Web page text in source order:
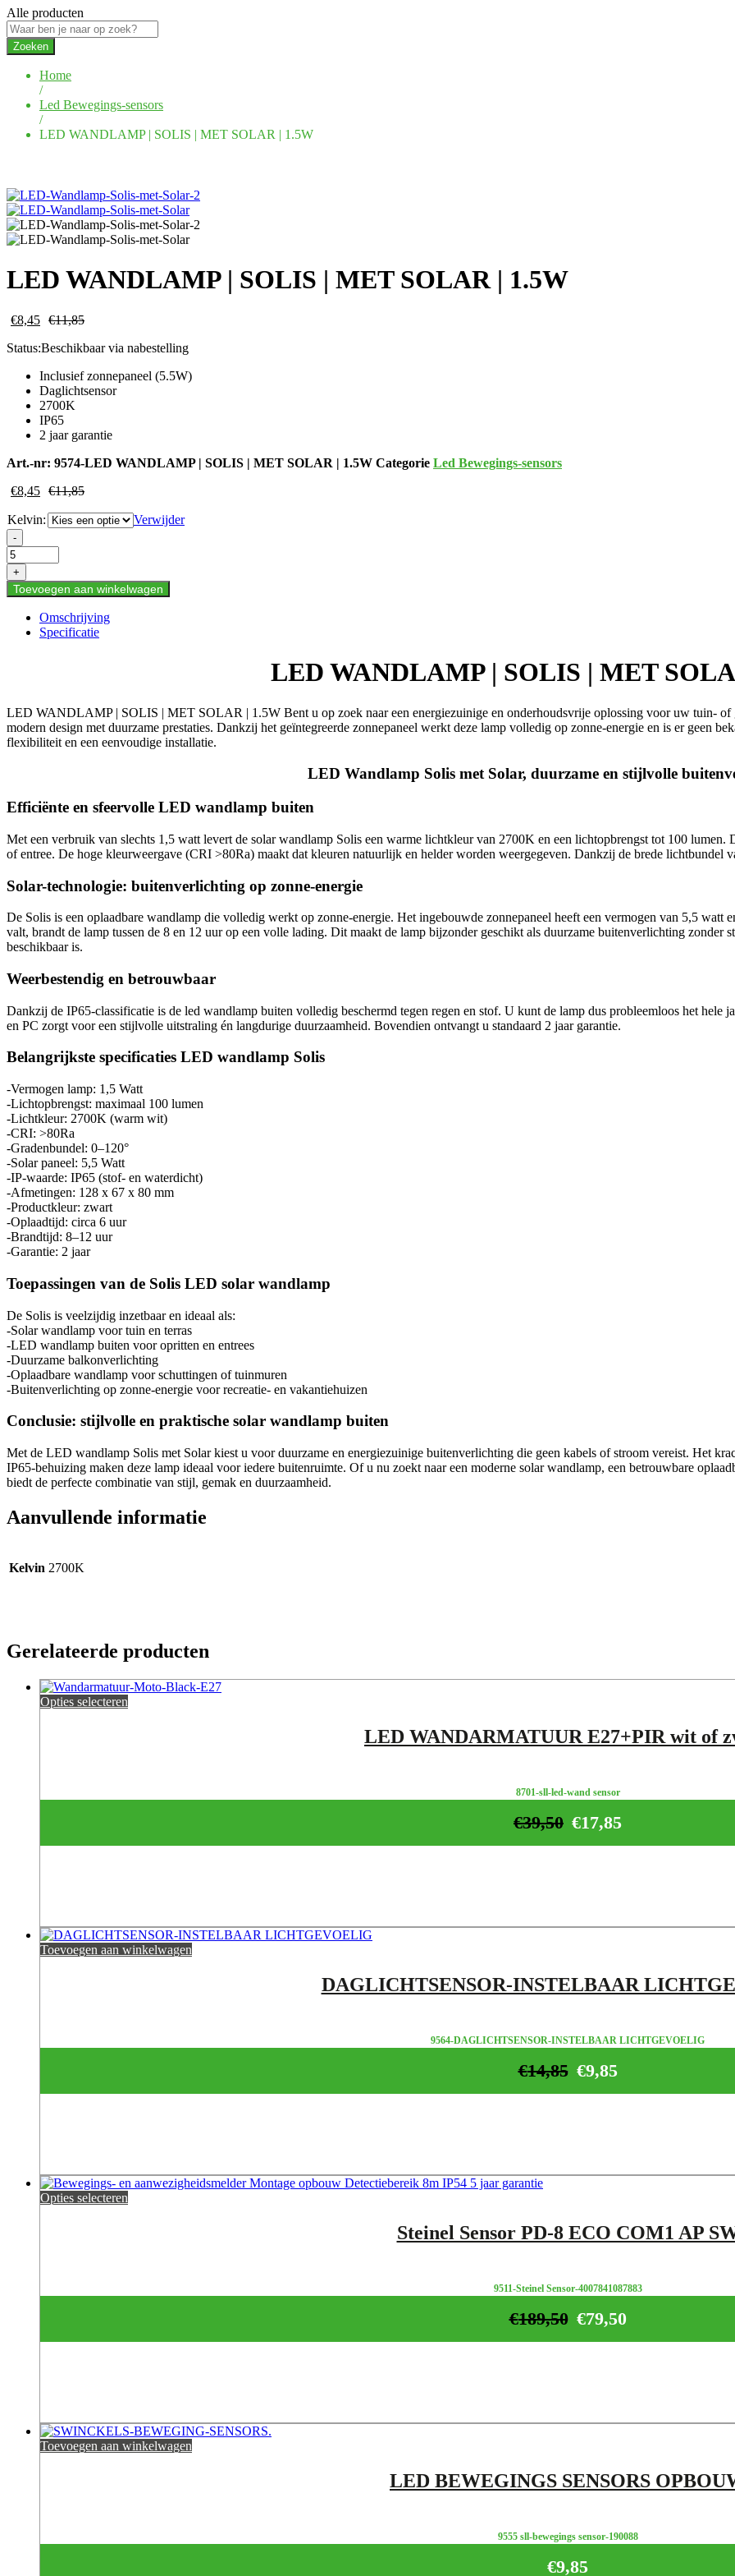
Alle producten
Zoeken
Home
/
Led Bewegings-sensors
/
LED WANDLAMP | SOLIS | MET SOLAR | 1.5W
LED WANDLAMP | SOLIS | MET SOLAR | 1.5W
€8,45 €11,85
Status:Beschikbaar via nabestelling
Inclusief zonnepaneel (5.5W)
Daglichtsensor
2700K
IP65
2 jaar garantie
Art.-nr: 9574-LED WANDLAMP | SOLIS | MET SOLAR | 1.5W Categorie Led Bewegings-sensors
€8,45 €11,85
Kelvin:
Verwijder
LED
WANDLAMP
|
SOLIS
|
SOLAR
-
+
Toevoegen aan winkelwagen
Omschrijving
Specificatie
LED WANDLAMP | SOLIS | MET
LED WANDLAMP | SOLIS | MET SOLAR | 1.5W Bent u op zoek naar een energiezuinige en onderhoudsvrije oplossing voor uw tuin-
modern design met duurzame prestaties. Dankzij het geïntegreerde zonnepaneel werkt deze lamp volledig op zonne-energie en is er geen
flexibiliteit en een eenvoudige installatie.
LED Wandlamp Solis met Solar, duurzame en stijlvolle
Efficiënte en sfeervolle LED wandlamp buiten
Met een verbruik van slechts 1,5 watt levert de solar wandlamp Solis een warme lichtkleur van 2700K en een lichtopbrengst tot 100
of entree. De hoge kleurweergave (CRI >80Ra) maakt dat kleuren natuurlijk en helder worden weergegeven. Dankzij de brede lichtbundel
Solar-technologie: buitenverlichting op zonne-energie
De Solis is een oplaadbare wandlamp die volledig werkt op zonne-energie. Het ingebouwde zonnepaneel heeft een vermogen van 5,5
valt, brandt de lamp tussen de 8 en 12 uur op een volle lading. Dit maakt de lamp bijzonder geschikt als duurzame buitenverlichting zonder
beschikbaar is.
Weerbestendig en betrouwbaar
Dankzij de IP65-classificatie is de led wandlamp buiten volledig beschermd tegen regen en stof. U kunt de lamp dus probleemloos het hele
en PC zorgt voor een stijlvolle uitstraling én langdurige duurzaamheid. Bovendien ontvangt u standaard 2 jaar garantie.
Belangrijkste specificaties LED wandlamp Solis
-Vermogen lamp: 1,5 Watt
-Lichtopbrengst: maximaal 100 lumen
-Lichtkleur: 2700K (warm wit)
-CRI: >80Ra
-Gradenbundel: 0–120°
-Solar paneel: 5,5 Watt
-IP-waarde: IP65 (stof- en waterdicht)
-Afmetingen: 128 x 67 x 80 mm
-Productkleur: zwart
-Oplaadtijd: circa 6 uur
-Brandtijd: 8–12 uur
-Garantie: 2 jaar
Toepassingen van de Solis LED solar wandlamp
De Solis is veelzijdig inzetbaar en ideaal als:
-Solar wandlamp voor tuin en terras
-LED wandlamp buiten voor opritten en entrees
-Duurzame balkonverlichting
-Oplaadbare wandlamp voor schuttingen of tuinmuren
-Buitenverlichting op zonne-energie voor recreatie- en vakantiehuizen
Conclusie: stijlvolle en praktische solar wandlamp buiten
Met de LED wandlamp Solis met Solar kiest u voor duurzame en energiezuinige buitenverlichting die geen kabels of stroom vereist. Het
IP65-behuizing maken deze lamp ideaal voor iedere buitenruimte. Of u nu zoekt naar een moderne solar wandlamp, een betrouwbare
biedt de perfecte combinatie van stijl, gemak en duurzaamheid.
Aanvullende informatie
Kelvin 2700K
Gerelateerde producten
Opties selecteren
LED WANDARMATUUR E27+PIR wit of
8701-sll-led-wand sensor
€17,85
€39,50
Toevoegen aan winkelwagen
DAGLICHTSENSOR-INSTELBAAR
9564-DAGLICHTSENSOR-INSTELBAAR LICHTGEVOELIG
€9,85
€14,85
Opties selecteren
Steinel Sensor PD-8 ECO COM1 AP
9511-Steinel Sensor-4007841087883
€79,50
€189,50
Toevoegen aan winkelwagen
LED BEWEGINGS SENSORS
9555 sll-bewegings sensor-190088
€9,85